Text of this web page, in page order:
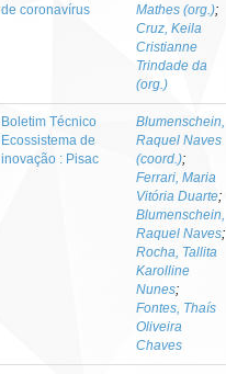
de coronavírus
Mathes (org.);
Cruz, Keila
Cristianne
Trindade da
(org.)
Boletim Técnico
Ecossistema de
inovação : Pisac
Blumenschein,
Raquel Naves
(coord.);
Ferrari, Maria
Vitória Duarte;
Blumenschein,
Raquel Naves;
Rocha, Tallita
Karolline
Nunes;
Fontes, Thaís
Oliveira
Chaves